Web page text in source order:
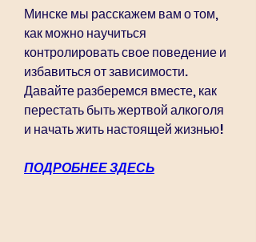
Минске мы расскажем вам о том,
как можно научиться
контролировать свое поведение и
избавиться от зависимости.
Давайте разберемся вместе, как
перестать быть жертвой алкоголя
и начать жить настоящей жизнью!
ПОДРОБНЕЕ ЗДЕСЬ